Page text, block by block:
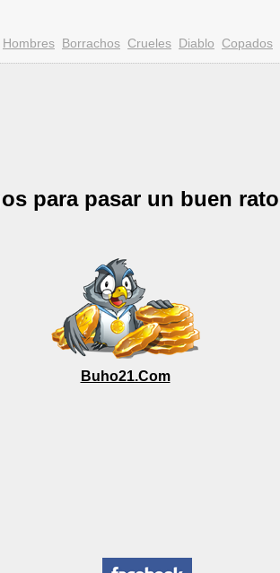
Hombres Borrachos Crueles Diablo Copados
para pasar un buen
Buho21.Com